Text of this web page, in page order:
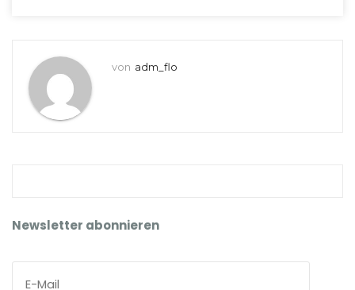
von adm_flo
Newsletter abonnieren